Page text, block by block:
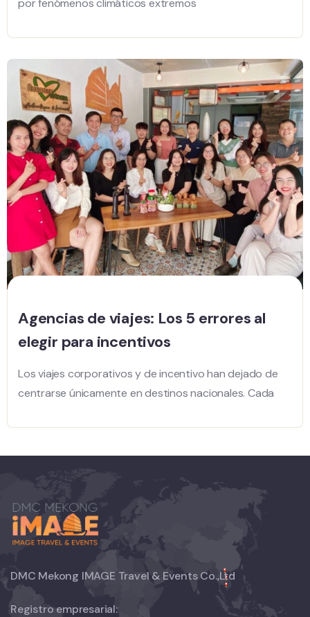
por fenómenos climáticos extremos
Agencias de viajes: Los 5 errores al
elegir para incentivos
Los viajes corporativos y de incentivo han dejado de
centrarse únicamente en destinos nacionales. Cada
DMC Mekong IMAGE Travel & Events Co.,Ltd
Registro empresarial: